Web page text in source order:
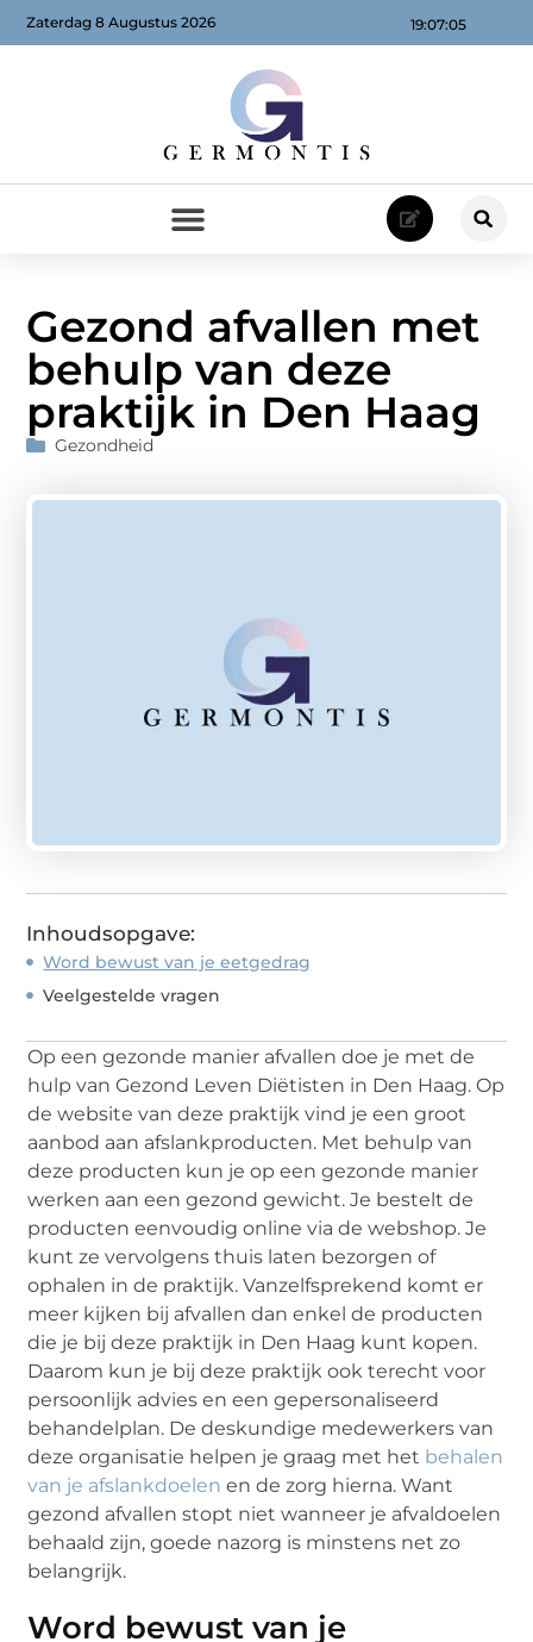
19:07:06
Zaterdag 8 Augustus 2026
Gezond afvallen met
behulp van deze
praktijk in Den Haag
Gezondheid
Inhoudsopgave:
Word bewust van je eetgedrag
Veelgestelde vragen
Op een gezonde manier afvallen doe je met de
hulp van Gezond Leven Diëtisten in Den Haag. Op
de website van deze praktijk vind je een groot
aanbod aan afslankproducten. Met behulp van
deze producten kun je op een gezonde manier
werken aan een gezond gewicht. Je bestelt de
producten eenvoudig online via de webshop. Je
kunt ze vervolgens thuis laten bezorgen of
ophalen in de praktijk. Vanzelfsprekend komt er
meer kijken bij afvallen dan enkel de producten
die je bij deze praktijk in Den Haag kunt kopen.
Daarom kun je bij deze praktijk ook terecht voor
persoonlijk advies en een gepersonaliseerd
behandelplan. De deskundige medewerkers van
deze organisatie helpen je graag met het behalen
van je afslankdoelen en de zorg hierna. Want
gezond afvallen stopt niet wanneer je afvaldoelen
behaald zijn, goede nazorg is minstens net zo
belangrijk.
Word bewust van je